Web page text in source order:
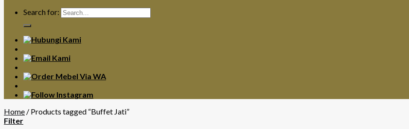
Search for:
Home / Products tagged “Buffet Jati”
Filter